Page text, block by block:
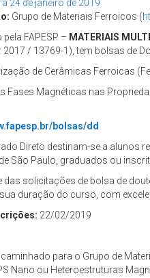
24 de janeiro de 2019
Grupo de Materiais Ferroicos (
FAPESP – MATERIAIS
: 2017 / 13769-1), tem bolsas de
de Cerâmicas Ferroicas
Fases Magnéticas nas
bolsas/dd
Direto destinam-se a alunos
São Paulo, graduados ou
das solicitações de bolsa de
duração do curso, com
22/02/2019
para o Grupo de
Nano ou Heteroestruturas